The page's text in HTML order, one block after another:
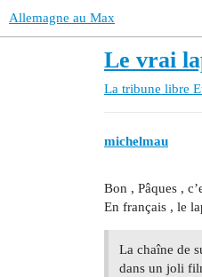
Allemagne au Max
Le vrai
La tribune libre
michelmau
Bon , Pâques ,
En français , le
La chaîne de
dans un joli